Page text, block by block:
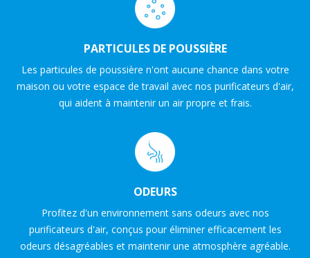
PARTICULES DE POUSSIÈRE
Les particules de poussière n'ont aucune chance dans votre
maison ou votre espace de travail avec nos purificateurs d'air,
qui aident à maintenir un air propre et frais.
ODEURS
Profitez d'un environnement sans odeurs avec nos
purificateurs d'air, conçus pour éliminer efficacement les
odeurs désagréables et maintenir une atmosphère agréable.